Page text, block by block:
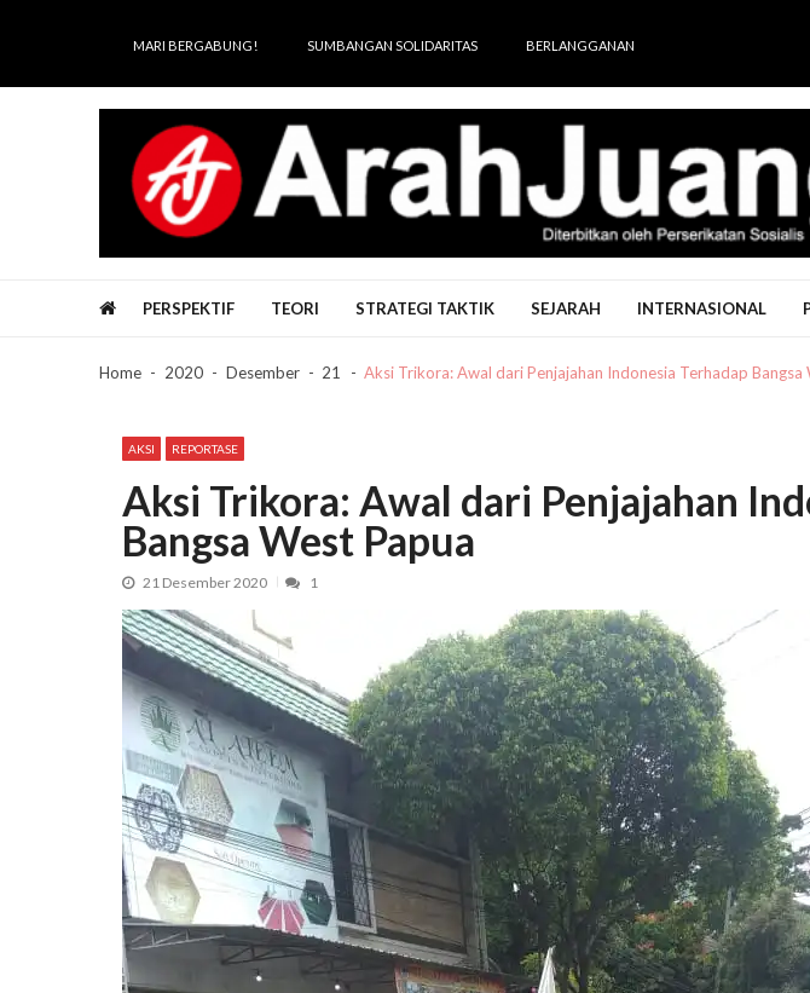
MARI BERGABUNG! SUMBANGAN SOLIDARITAS BERLANGGANAN
PERSPEKTIF TEORI STRATEGI TAKTIK SEJARAH INTERNASIONAL
Home 2020 Desember 21 Aksi Trikora: Awal dari Penjajahan Indonesia Terhadap Bangsa
AKSI REPORTASE
Aksi Trikora: Awal dari Penjajahan
Bangsa West Papua
21 Desember 2020 1